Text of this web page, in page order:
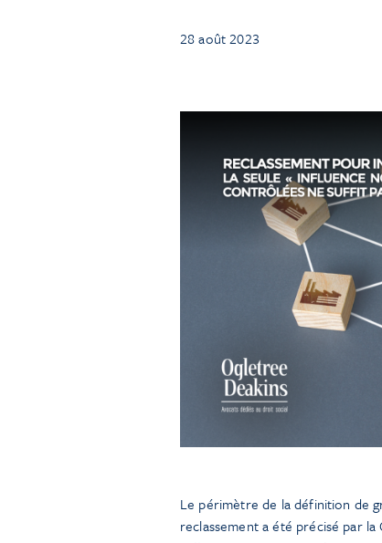
28 août 2023
Le périmètre de la définition de
reclassement a été précisé par